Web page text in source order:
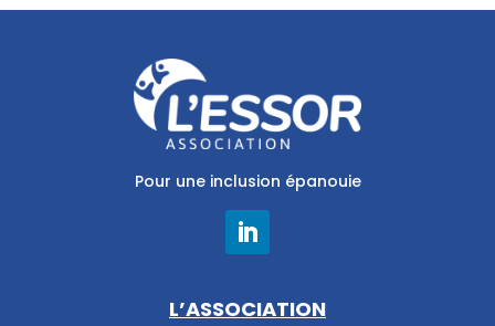
Pour une inclusion épanouie
L’ASSOCIATION